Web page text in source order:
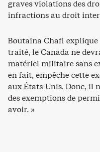
graves violations des
infractions au droit
Boutaina Chafi explique
traité, le Canada ne
matériel militaire sans
en fait, empêche cette
aux États-Unis. Donc, il
des exemptions de
avoir. »